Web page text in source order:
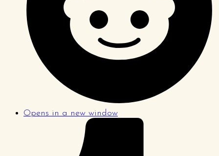
Opens in a new window